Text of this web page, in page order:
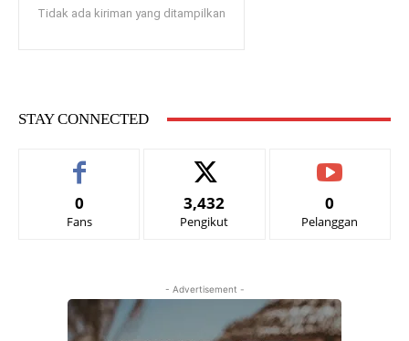
Tidak ada kiriman yang ditampilkan
STAY CONNECTED
0
Fans
3,432
Pengikut
0
Pelanggan
- Advertisement -